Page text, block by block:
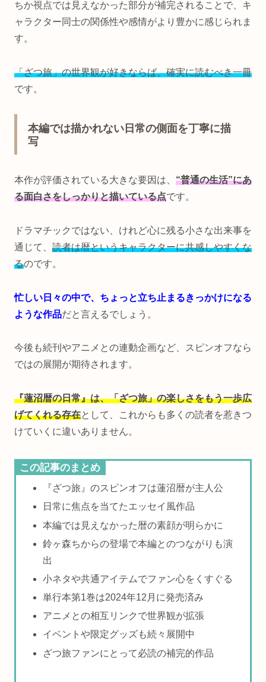
ちか視点では見えなかった部分が補完されることで、キ
ャラクター同士の関係性や感情がより豊かに感じられま
す。
「ざつ旅」の世界観が好きならば、確実に読むべき一冊
です。
本編では描かれない日常の側面を丁寧に描
写
本作が評価されている大きな要因は、 “普通の生活”にあ
る面白さをしっかりと描いている点です。
ドラマチックではない、けれど心に残る小さな出来事を
通じて、 読者は暦というキャラクターに共感しやすくな
るのです。
忙しい日々の中で、ちょっと立ち止まるきっかけになる
ような作品だと言えるでしょう。
今後も続刊やアニメとの連動企画など、スピンオフなら
ではの展開が期待されます。
『蓮沼暦の日常』は、「ざつ旅」の楽しさをもう一歩広
げてくれる存在として、これからも多くの読者を惹きつ
けていくに違いありません。
この記事のまとめ
『ざつ旅』のスピンオフは蓮沼暦が主人公
日常に焦点を当てたエッセイ風作品
本編では見えなかった暦の素顔が明らかに
鈴ヶ森ちからの登場で本編とのつながりも演
出
小ネタや共通アイテムでファン心をくすぐる
単行本第1巻は2024年12月に発売済み
アニメとの相互リンクで世界観が拡張
イベントや限定グッズも続々展開中
ざつ旅ファンにとって必読の補完的作品